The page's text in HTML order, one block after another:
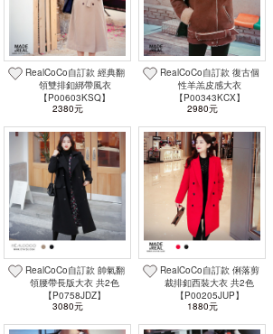
F/M
現貨商品
篩選
RealCoCo自訂款 經典翻
領雙排釦綁帶風衣
【P00603KSQ】
2380元
RealCoCo自訂款 復古個
性羊羔皮感大衣
【P00343KCX】
2980元
RealCoCo自訂款 帥氣翻
領腰帶長版大衣 共2色
【P0758JDZ】
3080元
RealCoCo自訂款 俐落剪
裁排釦西裝大衣 共2色
【P00205JUP】
1880元